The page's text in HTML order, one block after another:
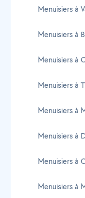
Menuisiers à
Menuisiers à
Menuisiers à
Menuisiers à
Menuisiers à
Menuisiers à
Menuisiers à
Menuisiers à